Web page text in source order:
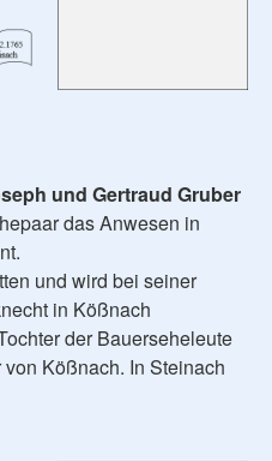
und Gertraud Gruber
das Anwesen in
und wird bei seiner
in Kößnach
der Bauerseheleute
Kößnach. In Steinach